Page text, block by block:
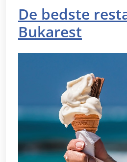
De bedste
Bukarest